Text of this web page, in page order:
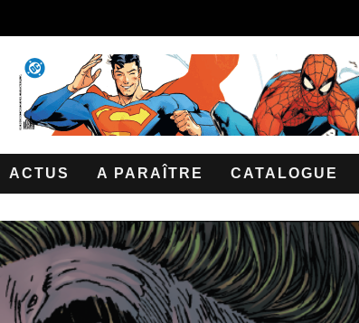
ACTUS A PARAÎTRE CATALOGUE